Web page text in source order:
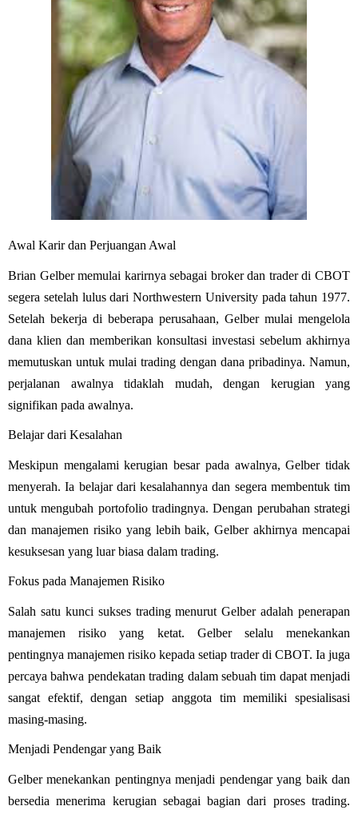
Awal Karir dan Perjuangan Awal
Brian Gelber memulai karirnya sebagai broker dan trader di CBOT
segera setelah lulus dari Northwestern University pada tahun 1977.
Setelah bekerja di beberapa perusahaan, Gelber mulai mengelola
dana klien dan memberikan konsultasi investasi sebelum akhirnya
memutuskan untuk mulai trading dengan dana pribadinya. Namun,
perjalanan awalnya tidaklah mudah, dengan kerugian yang
signifikan pada awalnya.
Belajar dari Kesalahan
Meskipun mengalami kerugian besar pada awalnya, Gelber tidak
menyerah. Ia belajar dari kesalahannya dan segera membentuk tim
untuk mengubah portofolio tradingnya. Dengan perubahan strategi
dan manajemen risiko yang lebih baik, Gelber akhirnya mencapai
kesuksesan yang luar biasa dalam trading.
Fokus pada Manajemen Risiko
Salah satu kunci sukses trading menurut Gelber adalah penerapan
manajemen risiko yang ketat. Gelber selalu menekankan
pentingnya manajemen risiko kepada setiap trader di CBOT. Ia juga
percaya bahwa pendekatan trading dalam sebuah tim dapat menjadi
sangat efektif, dengan setiap anggota tim memiliki spesialisasi
masing-masing.
Menjadi Pendengar yang Baik
Gelber menekankan pentingnya menjadi pendengar yang baik dan
bersedia menerima kerugian sebagai bagian dari proses trading.